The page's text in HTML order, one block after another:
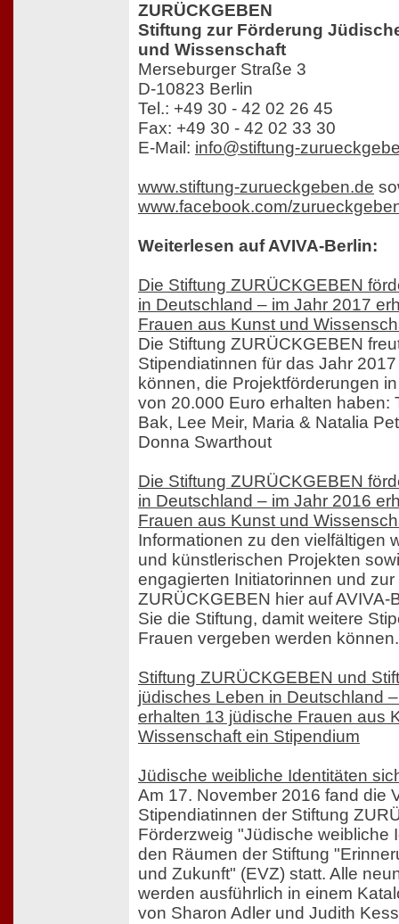
ZURÜCKGEBEN
Stiftung zur Förderung
und Wissenschaft
Merseburger Straße 3
D-10823 Berlin
Tel.: +49 30 - 42 02 26 45
Fax: +49 30 - 42 02 33 30
E-Mail: info@stiftung-
www.stiftung-zurueckgeben.de
www.facebook.com/
Weiterlesen auf AVIVA-Berlin:
Die Stiftung ZURÜCKGEBEN
in Deutschland – im Jahr 2017
Frauen aus Kunst und
Die Stiftung ZURÜCKGEBEN
Stipendiatinnen für das Jahr
können, die Projektförderungen
von 20.000 Euro erhalten haben:
Bak, Lee Meir, Maria & Natalia
Donna Swarthout
Die Stiftung ZURÜCKGEBEN
in Deutschland – im Jahr 2016
Frauen aus Kunst und
Informationen zu den vielfältigen
und künstlerischen Projekten
engagierten Initiatorinnen und zur
ZURÜCKGEBEN hier auf AVIVA-
Sie die Stiftung, damit weitere
Frauen vergeben werden können.
Stiftung ZURÜCKGEBEN und
jüdisches Leben in Deutschland
erhalten 13 jüdische Frauen aus
Wissenschaft ein Stipendium
Jüdische weibliche Identitäten
Am 17. November 2016 fand die
Stipendiatinnen der Stiftung
Förderzweig "Jüdische weibliche
den Räumen der Stiftung
und Zukunft" (EVZ) statt. Alle
werden ausführlich in einem
von Sharon Adler und Judith